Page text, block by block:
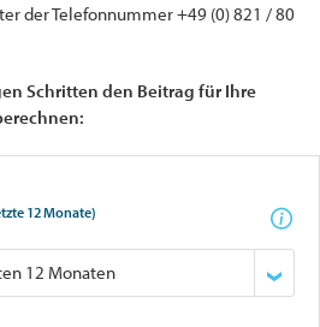
der Telefonnummer +49 (0) 821 / 80
Schritten den Beitrag für Ihre
12 Monate)